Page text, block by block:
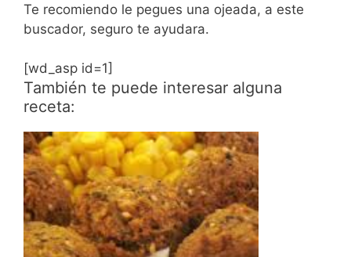
Te recomiendo le pegues una ojeada, a este
buscador, seguro te ayudara.
[wd_asp id=1]
También te puede interesar alguna
receta: